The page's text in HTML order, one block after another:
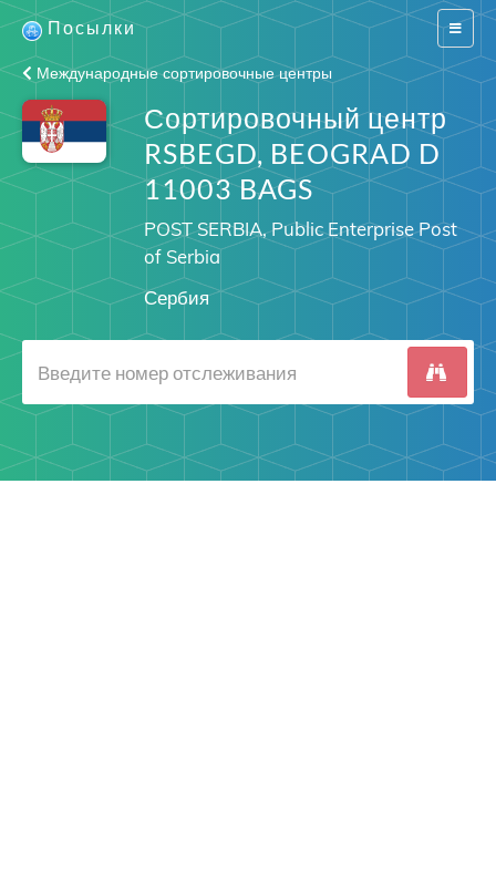
Switch
Посылки
Международные сортировочные центры
Сортировочный центр
RSBEGD, BEOGRAD D
11003 BAGS
POST SERBIA, Public Enterprise Post
of Serbia
Сербия